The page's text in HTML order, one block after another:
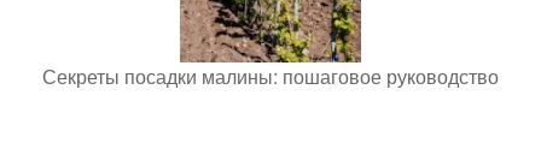
Секреты посадки малины: пошаговое руководство